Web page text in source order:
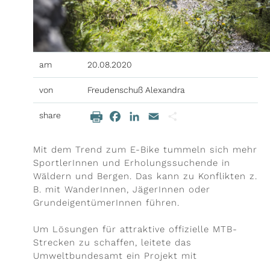
Adresse
am 20.08.2020
von Freudenschuß Alexandra
share FacebookLinkedIn
Beitragsinhalt
Mit dem Trend zum E-Bike tummeln sich mehr
SportlerInnen und Erholungssuchende in
Wäldern und Bergen. Das kann zu Konflikten z.
B. mit WanderInnen, JägerInnen oder
GrundeigentümerInnen führen.
Um Lösungen für attraktive offizielle MTB-
Strecken zu schaffen, leitete das
Umweltbundesamt ein Projekt mit